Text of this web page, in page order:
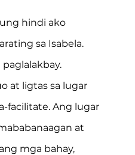
hindi ako
sa Isabela.
at ligtas sa lugar
facilitate. Ang lugar
at
mga bahay,